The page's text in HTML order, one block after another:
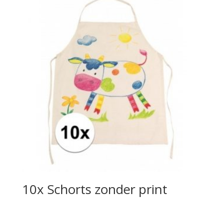
10x Schorts zonder print